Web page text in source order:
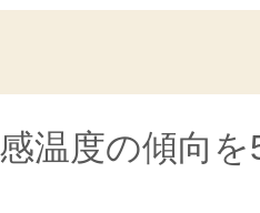
温度の傾向